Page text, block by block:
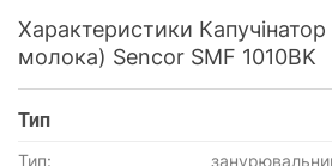
Характеристики Капучінатор
молока) Sencor SMF 1010BK
Тип
Тип: